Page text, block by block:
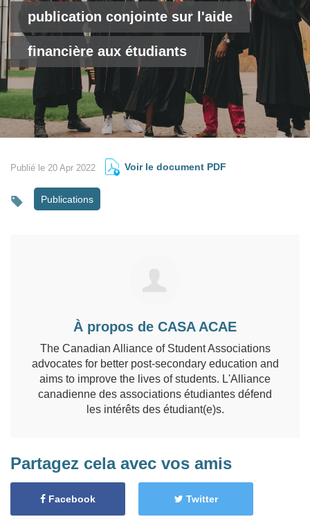
publication conjointe sur l'aide
financière aux étudiants
Publié le 20 Apr 2022 Voir le document PDF
Publications
À propos de CASA ACAE
The Canadian Alliance of Student Associations
advocates for better post-secondary education and
aims to improve the lives of students. L'Alliance
canadienne des associations étudiantes défend
les intérêts des étudiant(e)s.
Partagez cela avec vos amis
Facebook Twitter